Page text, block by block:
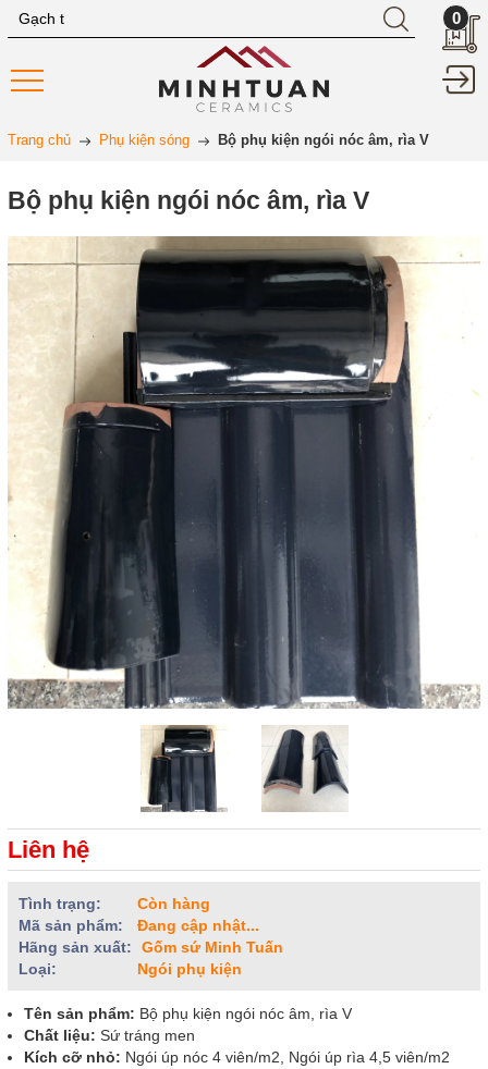
0
Trang chủ Phụ kiện sóng Bộ phụ kiện ngói nóc âm, rìa V
Bộ phụ kiện ngói nóc âm, rìa V
Liên hệ
Tình trạng:
Còn hàng
Mã sản phẩm:
Đang cập nhật...
Hãng sản xuất:
Gốm sứ Minh Tuấn
Loại:
Ngói phụ kiện
Tên sản phẩm: Bộ phụ kiện ngói nóc âm, rìa V
Chất liệu: Sứ tráng men
Kích cỡ nhỏ: Ngói úp nóc 4 viên/m2, Ngói úp rìa 4,5 viên/m2